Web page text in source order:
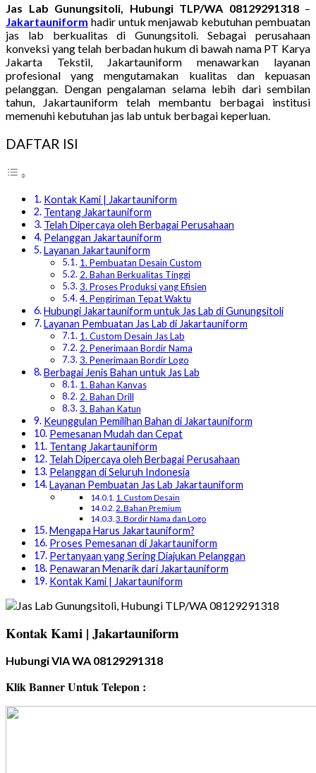
Jas Lab Gunungsitoli, Hubungi TLP/WA 08129291318–
Jakartauniform hadir untuk menjawab kebutuhan pembuatan
jas lab berkualitas di Gunungsitoli. Sebagai perusahaan
konveksi yang telah berbadan hukum di bawah nama PT Karya
Jakarta Tekstil, Jakartauniform menawarkan layanan
profesional yang mengutamakan kualitas dan kepuasan
pelanggan. Dengan pengalaman selama lebih dari sembilan
tahun, Jakartauniform telah membantu berbagai institusi
memenuhi kebutuhan jas lab untuk berbagai keperluan.
DAFTAR ISI
Kontak Kami | Jakartauniform
Tentang Jakartauniform
Telah Dipercaya oleh Berbagai Perusahaan
Pelanggan Jakartauniform
Layanan Jakartauniform
1. Pembuatan Desain Custom
2. Bahan Berkualitas Tinggi
3. Proses Produksi yang Efisien
4. Pengiriman Tepat Waktu
Hubungi Jakartauniform untuk Jas Lab di Gunungsitoli
Layanan Pembuatan Jas Lab di Jakartauniform
1. Custom Desain Jas Lab
2. Penerimaan Bordir Nama
3. Penerimaan Bordir Logo
Berbagai Jenis Bahan untuk Jas Lab
1. Bahan Kanvas
2. Bahan Drill
3. Bahan Katun
Keunggulan Pemilihan Bahan di Jakartauniform
Pemesanan Mudah dan Cepat
Tentang Jakartauniform
Telah Dipercaya oleh Berbagai Perusahaan
Pelanggan di Seluruh Indonesia
Layanan Pembuatan Jas Lab Jakartauniform
1. Custom Desain
2. Bahan Premium
3. Bordir Nama dan Logo
Mengapa Harus Jakartauniform?
Proses Pemesanan di Jakartauniform
Pertanyaan yang Sering Diajukan Pelanggan
Penawaran Menarik dari Jakartauniform
Kontak Kami | Jakartauniform
Kontak Kami | Jakartauniform
Hubungi VIA WA 08129291318
Klik Banner Untuk Telepon :